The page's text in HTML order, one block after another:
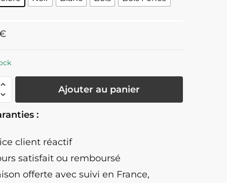
Ajouter au panier
:
client réactif
satisfait ou remboursé
offerte avec suivi en France,